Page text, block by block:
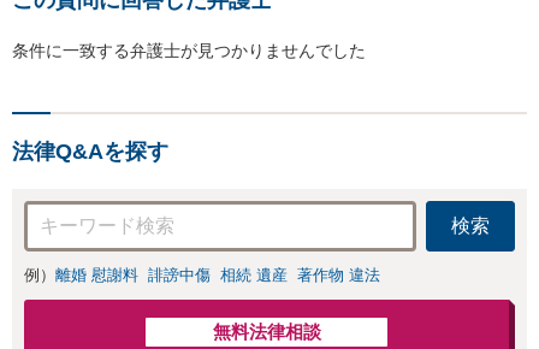
条件に一致する弁護士が見つかりませんでした
法律Q&Aを探す
検索
例） 離婚 慰謝料 誹謗中傷 相続 遺産 著作物 違法
無料法律相談